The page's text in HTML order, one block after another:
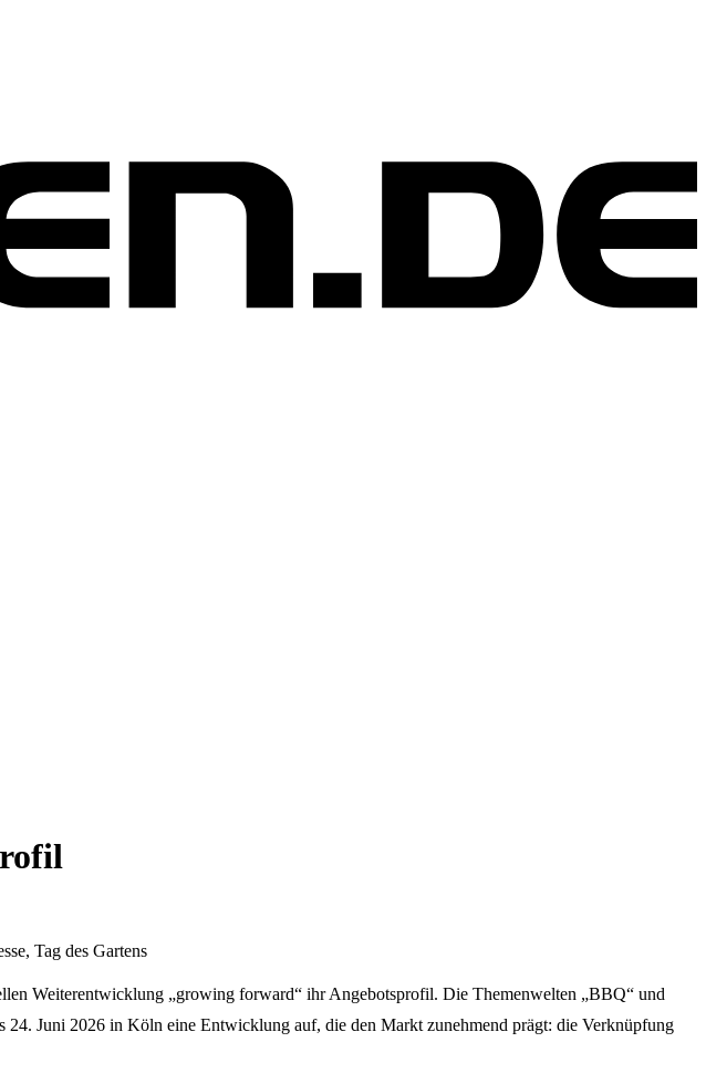
Tag des Gartens
Weiterentwicklung „growing forward“ ihr Angebotsprofil. Die Themenwelten „BBQ“ und
Juni 2026 in Köln eine Entwicklung auf, die den Markt zunehmend prägt: die Verknüpfung